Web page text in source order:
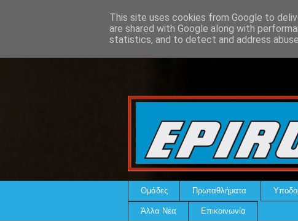
Ομάδες Πρωταθλήματα
Άλλα Νέα Επικοινωνία
This site uses cookies from Google to
are shared with Google along with
statistics, and to detect and address